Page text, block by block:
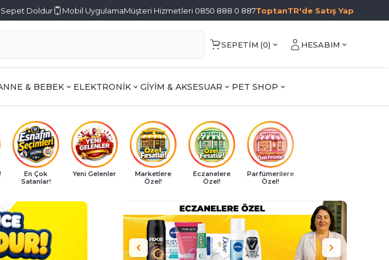
Sepet Doldur Mobil UygulamaMüşteri Hizmetleri 0850 888 0 887ToptanTR'de Satış Yap
SEPETIM (0) HESABIM
& BEBEK ELEKTRONİK GİYİM & AKSESUAR PET SHOP
En Çok
Satanlar!
Yeni Gelenler
Marketlere
Özel!
Eczanelere
Özel!
Parfümerilere
Özel!